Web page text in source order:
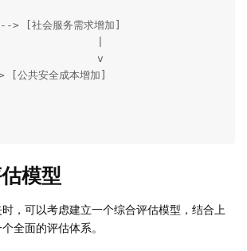
> [社会服务需求增加]
v
共安全成本增加]
模型
，可以考虑建立一个综合评估模型，结合上
全面的评估体系。